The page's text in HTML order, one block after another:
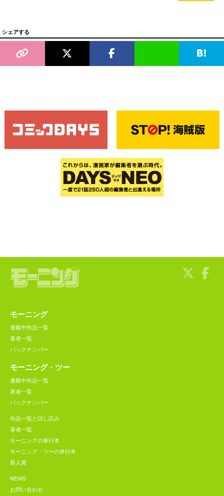
シェアする
モーニング
連載中作品一覧
著者一覧
バックナンバー
モーニング・ツー
連載中作品一覧
著者一覧
バックナンバー
作品一覧と試し読み
著者一覧
モーニングの単行本
モーニング・ツーの単行本
新人賞
NEWS
お問い合わせ